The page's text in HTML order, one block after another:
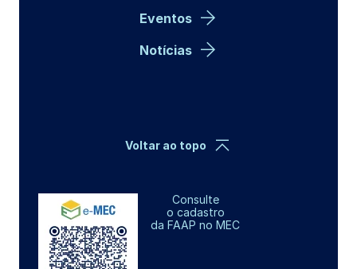
Eventos
Notícias
Consulte
o cadastro
da FAAP no MEC
Voltar ao topo